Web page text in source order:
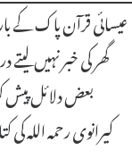
عیسائی قرآن پاک کے
گھر کی خبر نہیں
بعض دلائل پیش
کیرانوی رحمہ اللہ